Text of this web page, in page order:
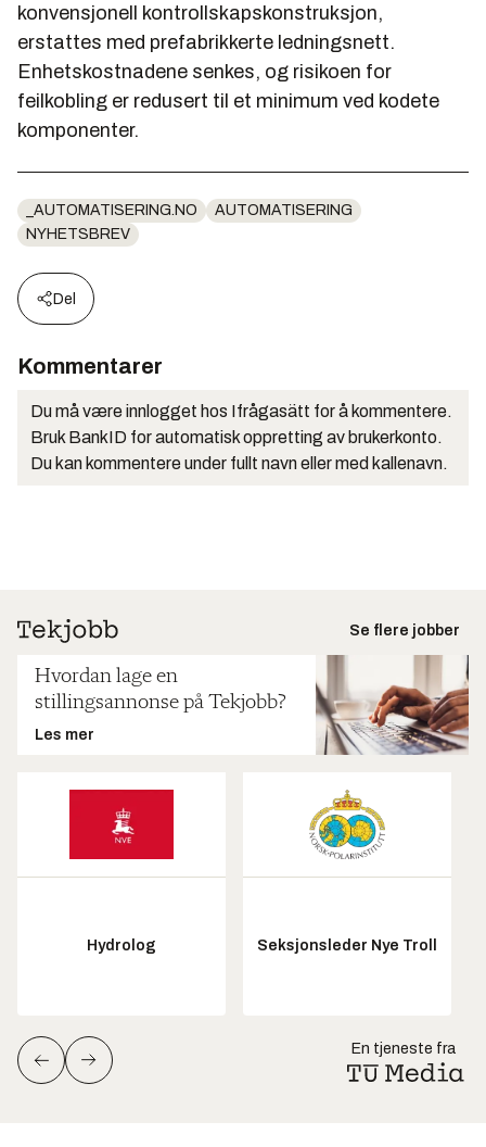
konvensjonell kontrollskapskonstruksjon,
erstattes med prefabrikkerte ledningsnett.
Enhetskostnadene senkes, og risikoen for
feilkobling er redusert til et minimum ved kodete
komponenter.
_AUTOMATISERING.NO
AUTOMATISERING
NYHETSBREV
Del
Kommentarer
Du må være innlogget hos Ifrågasätt for å kommentere.
Bruk BankID for automatisk oppretting av brukerkonto.
Du kan kommentere under fullt navn eller med kallenavn.
Se flere jobber
Hvordan lage en
stillingsannonse på Tekjobb?
Les mer
Hydrolog Seksjonsleder Nye Troll
En tjeneste fra